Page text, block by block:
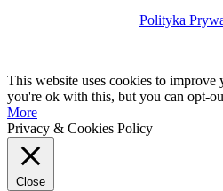
Polityka
This website uses cookies to improve
you're ok with this, but you can opt-
More
Privacy & Cookies Policy
Close